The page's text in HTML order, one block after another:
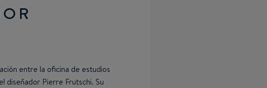
entre la oficina de estudios
diseñador Pierre Frutschi. Su